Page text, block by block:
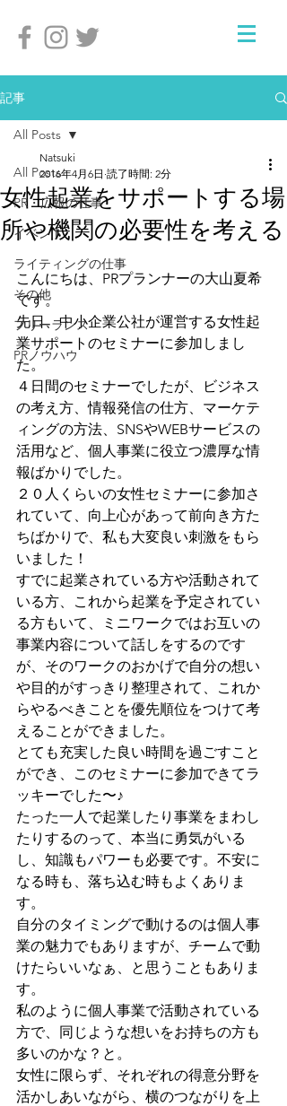
記事
All Posts
PR・広報の仕事
イベント
ライティングの仕事
その他
フリーランス
PRノウハウ
All Posts
女性起業をサポートする場
所や機関の必要性を考える
Natsuki
2016年4月6日 読了時間: 2分
こんにちは、PRプランナーの大山夏希
です。
先日、中小企業公社が運営する女性起
業サポートのセミナーに参加しまし
た。
４日間のセミナーでしたが、ビジネス
の考え方、情報発信の仕方、マーケテ
ィングの方法、SNSやWEBサービスの
活用など、個人事業に役立つ濃厚な情
報ばかりでした。
２０人くらいの女性セミナーに参加さ
れていて、向上心があって前向き方た
ちばかりで、私も大変良い刺激をもら
いました！
すでに起業されている方や活動されて
いる方、これから起業を予定されてい
る方もいて、ミニワークではお互いの
事業内容について話しをするのです
が、そのワークのおかげで自分の想い
や目的がすっきり整理されて、これか
らやるべきことを優先順位をつけて考
えることができました。
とても充実した良い時間を過ごすこと
ができ、このセミナーに参加できてラ
ッキーでした〜♪
たった一人で起業したり事業をまわし
たりするのって、本当に勇気がいる
し、知識もパワーも必要です。不安に
なる時も、落ち込む時もよくありま
す。
自分のタイミングで動けるのは個人事
業の魅力でもありますが、チームで動
けたらいいなぁ、と思うこともありま
す。
私のように個人事業で活動されている
方で、同じような想いをお持ちの方も
多いのかな？と。
女性に限らず、それぞれの得意分野を
活かしあいながら、横のつながりを上